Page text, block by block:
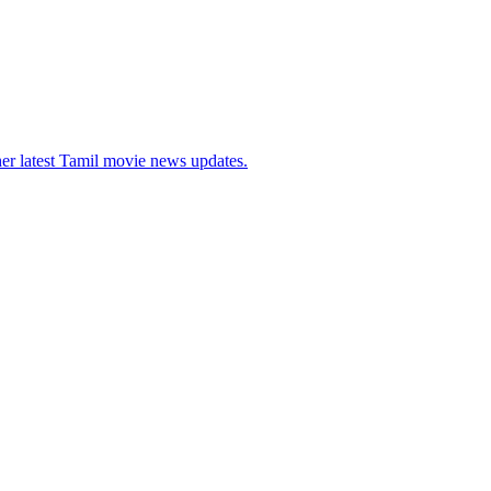
latest Tamil movie news updates.